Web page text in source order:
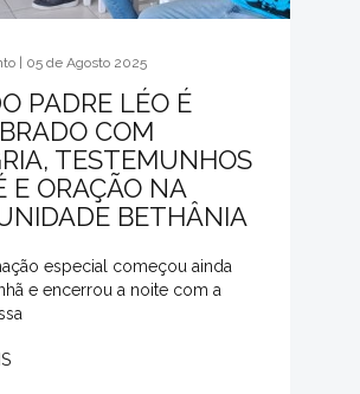
| 05 de Agosto 2025
PADRE LÉO É
COM
TESTEMUNHOS
E ORAÇÃO NA
BETHÂNIA
especial começou ainda
e encerrou a noite com a